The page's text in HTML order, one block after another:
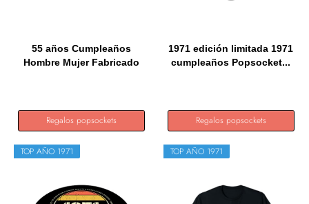
55 años Cumpleaños
Hombre Mujer Fabricado
Regalos popsockets
1971 edición limitada 1971
cumpleaños Popsocket...
Regalos popsockets
TOP AÑO 1971 TOP AÑO 1971